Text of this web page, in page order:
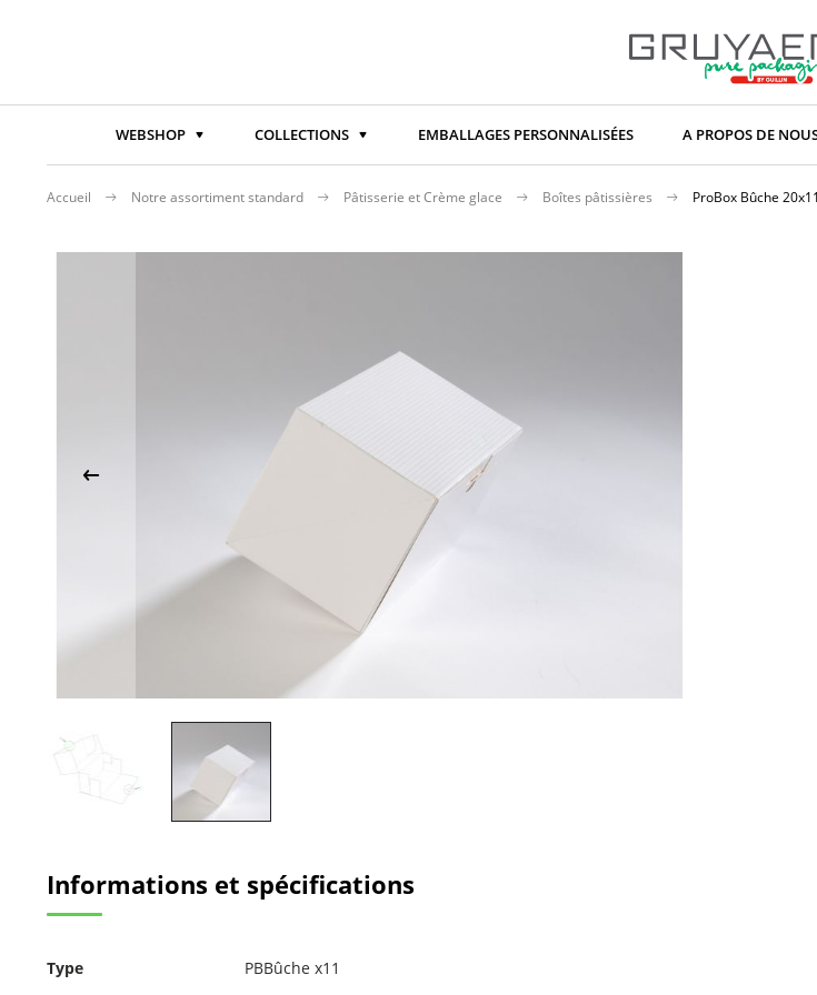
WEBSHOP COLLECTIONS EMBALLAGES PERSONNALISÉES A PROPOS DE
Accueil Notre assortiment standard Pâtisserie et Crème glace Boîtes pâtissières ProBox Bûche
début
de
la
d’images
Informations et spécifications
Pour
plus
Type
PBBûche x11